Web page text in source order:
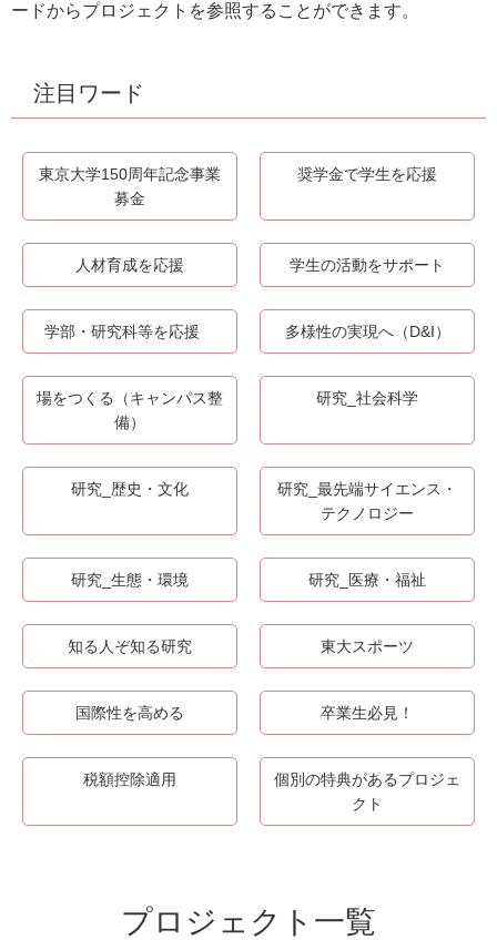
ードからプロジェクトを参照することができます。
注目ワード
東京大学150周年記念事業
募金
奨学金で学生を応援
人材育成を応援 学生の活動をサポート
学部・研究科等を応援 多様性の実現へ（D&I）
場をつくる（キャンパス整
備）
研究_社会科学
研究_歴史・文化
研究_最先端サイエンス・
テクノロジー
研究_生態・環境 研究_医療・福祉
知る人ぞ知る研究 東大スポーツ
国際性を高める 卒業生必見！
税額控除適用
個別の特典があるプロジェ
クト
プロジェクト一覧